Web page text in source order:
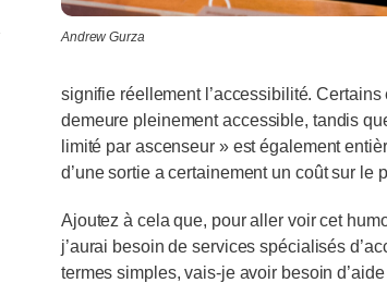
Andrew Gurza
signifie réellement l’accessibilité.
demeure pleinement accessible, tandis
limité par ascenseur » est également
d’une sortie a certainement un coût sur le
Ajoutez à cela que, pour aller voir cet
j’aurai besoin de services spécialisés
termes simples, vais-je avoir besoin